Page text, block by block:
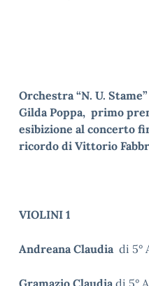
Orchestra “N. U.
Gilda Poppa, primo
esibizione al concerto
ricordo di Vittorio
VIOLINI 1
Andreana Claudiadi 5°
Gramazio Claudiadi 5°